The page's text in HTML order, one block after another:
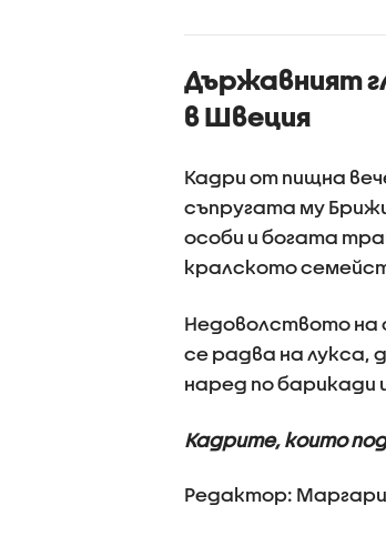
Държавният
в Швеция
Кадри от пищна
съпругата му
особи и богата
кралското
Недоволството на
се радва на лукса,
наред по барикади
Кадрите, които
Редактор: